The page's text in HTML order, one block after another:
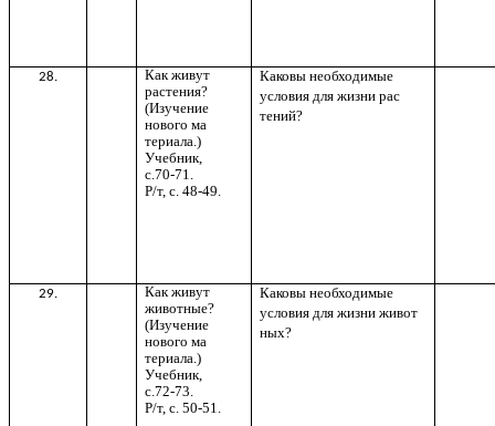
28.
Как живут
растения?
(Изучение
нового ма
териала.)
Учебник,
с.70-71.
Р/т, с. 48-49.
Каковы необходимые
условия для жизни рас
тений?
29.
Как живут
животные?
(Изучение
нового ма
териала.)
Учебник,
с.72-73.
Р/т, с. 50-51.
Каковы необходимые
условия для жизни живот
ных?